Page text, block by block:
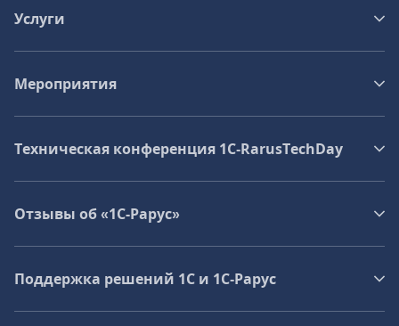
Услуги
Мероприятия
Техническая конференция 1C‑RarusTechDay
Отзывы об «1С-Рарус»
Поддержка решений 1С и 1С‑Рарус